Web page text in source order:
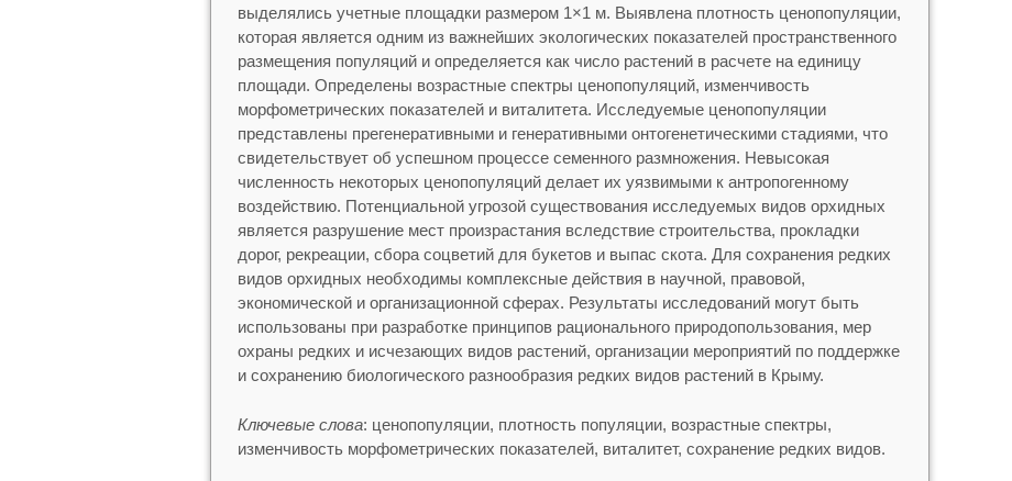
выделялись учетные площадки размером 1×1 м. Выявлена плотность ценопопуляции,
которая является одним из важнейших экологических показателей пространственного
размещения популяций и определяется как число растений в расчете на единицу
площади. Определены возрастные спектры ценопопуляций, изменчивость
морфометрических показателей и виталитета. Исследуемые ценопопуляции
представлены прегенеративными и генеративными онтогенетическими стадиями, что
свидетельствует об успешном процессе семенного размножения. Невысокая
численность некоторых ценопопуляций делает их уязвимыми к антропогенному
воздействию. Потенциальной угрозой существования исследуемых видов орхидных
является разрушение мест произрастания вследствие строительства, прокладки
дорог, рекреации, сбора соцветий для букетов и выпас скота. Для сохранения редких
видов орхидных необходимы комплексные действия в научной, правовой,
экономической и организационной сферах. Результаты исследований могут быть
использованы при разработке принципов рационального природопользования, мер
охраны редких и исчезающих видов растений, организации мероприятий по поддержке
и сохранению биологического разнообразия редких видов растений в Крыму.
Ключевые слова: ценопопуляции, плотность популяции, возрастные спектры,
изменчивость морфометрических показателей, виталитет, сохранение редких видов.